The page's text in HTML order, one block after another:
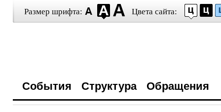
Размер шрифта: Цвета сайта:
События Структура Обращения